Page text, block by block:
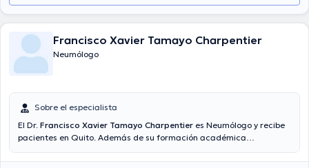
Francisco Xavier Tamayo Charpentier
Neumólogo
Sobre el especialista
El Dr. Francisco Xavier Tamayo Charpentier es Neumólogo y recibe
pacientes en Quito. Además de su formación académica
especialidad. El profesional de la salud cuenta con varios años de